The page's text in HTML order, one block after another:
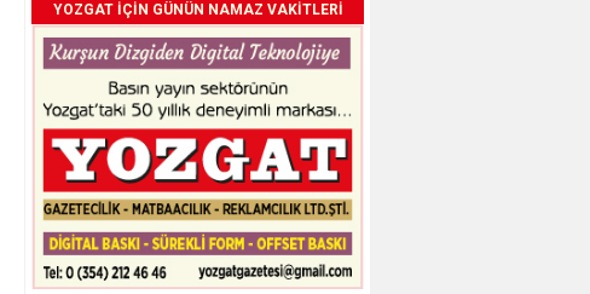
YOZGAT İÇİN GÜNÜN NAMAZ VAKİTLERİ